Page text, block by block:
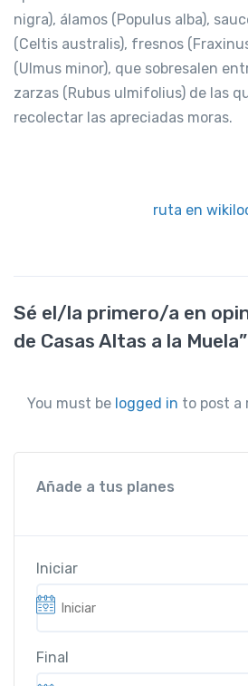
nigra), álamos (Populus alba),
(Celtis australis), fresnos
(Ulmus minor), que sobresalen
zarzas (Rubus ulmifolius) de las
recolectar las apreciadas moras.
ruta en
Sé el/la primero/a en
de Casas Altas a la Muela”
You must be logged in to post a
Añade a tus planes
Iniciar
Final